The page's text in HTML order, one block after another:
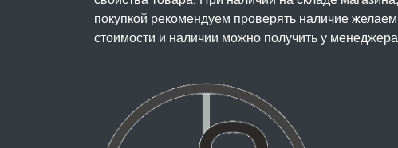
покупкой рекомендуем проверять наличие
стоимости и наличии можно получить у